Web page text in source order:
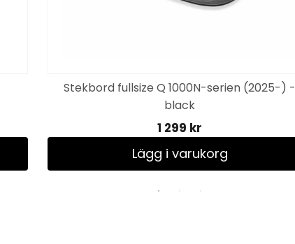
Stekbord fullsize Q 1000N-serien (2025-) -
black
1 299 kr
Lägg i varukorg